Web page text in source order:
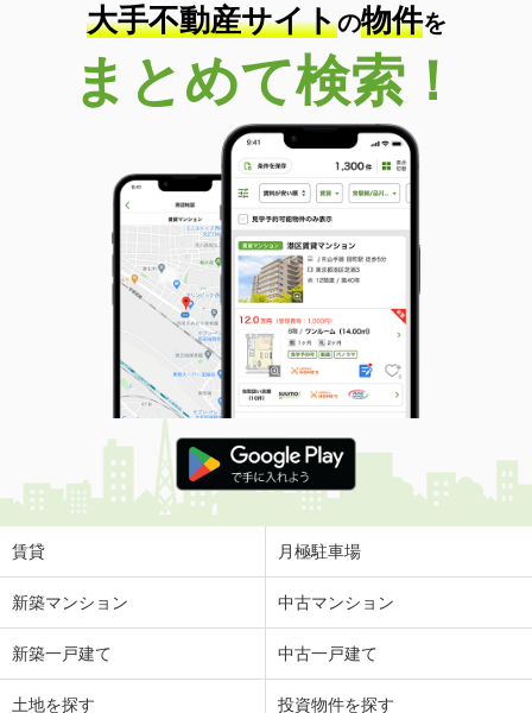
大手不動産サイトの物件を
まとめて検索！
賃貸 月極駐車場
新築マンション 中古マンション
新築一戸建て 中古一戸建て
土地を探す 投資物件を探す